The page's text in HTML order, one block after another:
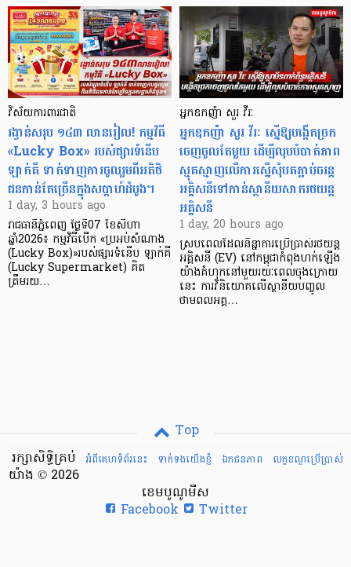
វិស័យការពារជាតិ
រង្វាន់សរុប ១៤៣ លានរៀល! កម្មវិធី
«Lucky Box» របស់ផ្សារទំនើប
ឡាក់គី ទាក់ទាញការចូលរួមពីអតិថិ
ជនកាន់តែច្រើនក្នុងសប្តាហ៍ដំបូង។
1 day, 3 hours ago
រាជធានីភ្នំពេញ ថ្ងៃទី07 ខែសីហា
ឆ្នាំ2026៖ កម្មវិធីបើក «ប្រអប់សំណាង
(Lucky Box)»របស់ផ្សារទំនើប ឡាក់គី
(Lucky Supermarket) គិត
ត្រឹមរយ…
អ្នកឧកញ៉ា សួរ វីរៈ
អ្នកឧកញ៉ា សួរ វីរៈ ស្នើឱ្យបង្កើតច្រក
ចេញចូលតែមួយ ដើម្បីលុបបំបាត់ភាព
ស្មុគស្មាញលើការស្នើសុំបតភ្ជាប់ចរន្ត
អគ្គិសនីទៅកាន់ស្ថានីយសាករថយន្ត
អគ្គិសនី
1 day, 20 hours ago
ស្របពេលដែលនិន្នាការប្រើប្រាស់រថយន្ត
អគ្គិសនី (EV) នៅកម្ពុជាកំពុងហក់ឡើង
យ៉ាងគំហុកនៅមួយរយៈពេលចុងក្រោយ
នេះ ការវិនិយោគលើស្ថានីយបញ្ចូល
ថាមពលអគ្គ…
Top
អំពីគេហទំព័រនេះ
ទាក់ទងយើងខ្ញំ ឯកជនភាព លក្ខខណ្ឌ​ប្រើ​ប្រាស់
រក្សាសិទ្ធិគ្រប់
យ៉ាង © 2026
ខេមបូណូមីស
Facebook
Twitter